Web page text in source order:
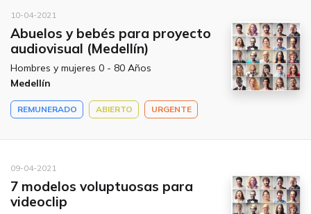
10-04-2021
Abuelos y bebés para proyecto
audiovisual (Medellín)
Hombres y mujeres 0 - 80 Años
Medellín
REMUNERADO ABIERTO URGENTE
09-04-2021
7 modelos voluptuosas para
videoclip